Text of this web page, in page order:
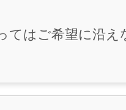
てはご希望に沿え